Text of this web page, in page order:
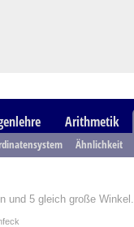
Arithmetik
Ähnlichkeit
und 5 gleich große Winkel.